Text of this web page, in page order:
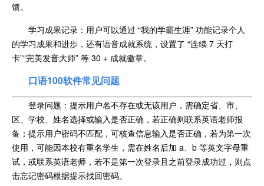
馈。
学习成果记录：用户可以通过 “我的学霸生涯” 功能记录个人
的学习成果和进步，还有语音成就系统，设置了 “连续 7 天打
卡”“完美发音大师” 等 30 + 成就徽章。
口语100软件常见问题
登录问题：提示用户名不存在或无该用户，需确定省、市、
区、学校、姓名选择或输入是否正确，若正确则联系英语老师报
备；提示用户密码不匹配，可核查信息输入是否正确，若为第一次
使用，可能因本校有重名学生，需在姓名后加 a、b 等英文字母重
试，或联系英语老师，若不是第一次登录且之前登录成功过，则点
击忘记密码根据提示找回密码。